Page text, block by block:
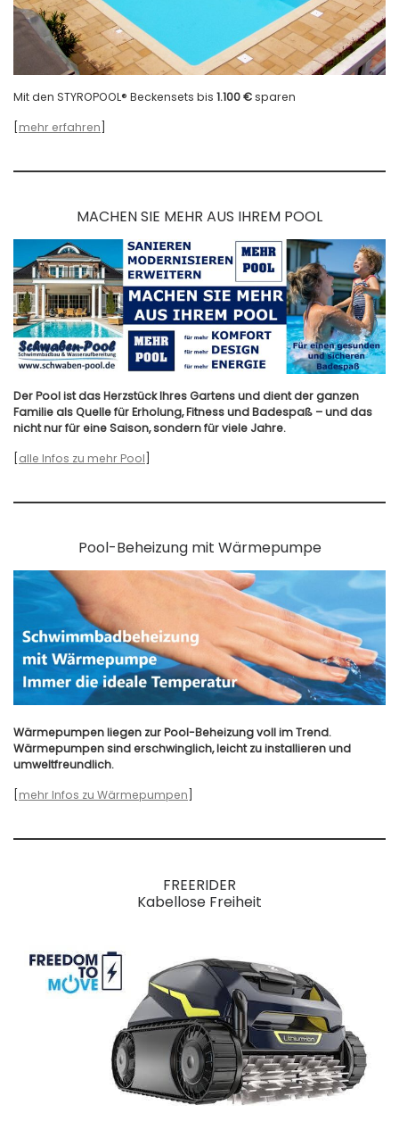
Mit den STYROPOOL® Beckensets bis 1.100 €sparen
mehr erfahren
MACHEN SIE MEHR AUS IHREM POOL
Der Pool ist das Herzstück Ihres Gartens und dient der ganzen
Familie als Quelle für Erholung, Fitness und Badespaß – und das
nicht nur für eine Saison, sondern für viele Jahre.
alle Infos zu mehr Pool
Pool-Beheizung mit Wärmepumpe
Wärmepumpen liegen zur Pool-Beheizung voll im Trend.
Wärmepumpen sind erschwinglich, leicht zu installieren und
umweltfreundlich.
mehr Infos zu Wärmepumpen
FREERIDER
Kabellose Freiheit